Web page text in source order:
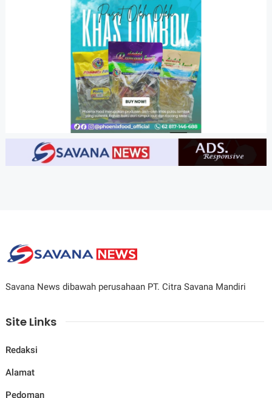
Savana News dibawah perusahaan PT. Citra Savana Mandiri
Site Links
Redaksi
Alamat
Pedoman